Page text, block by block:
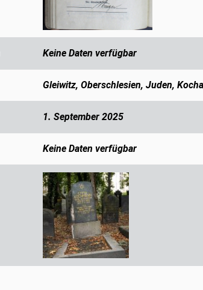
Keine Daten verfügbar
Gleiwitz, Oberschlesien, Juden,
1. September 2025
Keine Daten verfügbar